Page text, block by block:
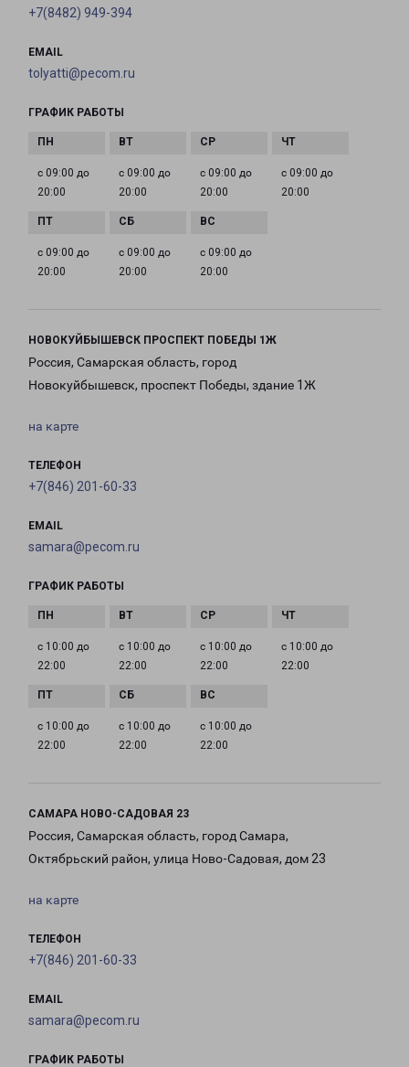
+7(8482) 949-394
EMAIL
tolyatti@pecom.ru
ГРАФИК РАБОТЫ
с 09:00 до
20:00
с 09:00 до
20:00
с 09:00 до
20:00
с 09:00 до
20:00
с 09:00 до
20:00
с 09:00 до
20:00
с 09:00 до
20:00
НОВОКУЙБЫШЕВСК ПРОСПЕКТ ПОБЕДЫ 1Ж
Россия, Самарская область, город
Новокуйбышевск, проспект Победы, здание 1Ж
на карте
ТЕЛЕФОН
+7(846) 201-60-33
EMAIL
samara@pecom.ru
ГРАФИК РАБОТЫ
с 10:00 до
22:00
с 10:00 до
22:00
с 10:00 до
22:00
с 10:00 до
22:00
с 10:00 до
22:00
с 10:00 до
22:00
с 10:00 до
22:00
САМАРА НОВО-САДОВАЯ 23
Россия, Самарская область, город Самара,
Октябрьский район, улица Ново-Садовая, дом 23
на карте
ТЕЛЕФОН
+7(846) 201-60-33
EMAIL
samara@pecom.ru
ГРАФИК РАБОТЫ